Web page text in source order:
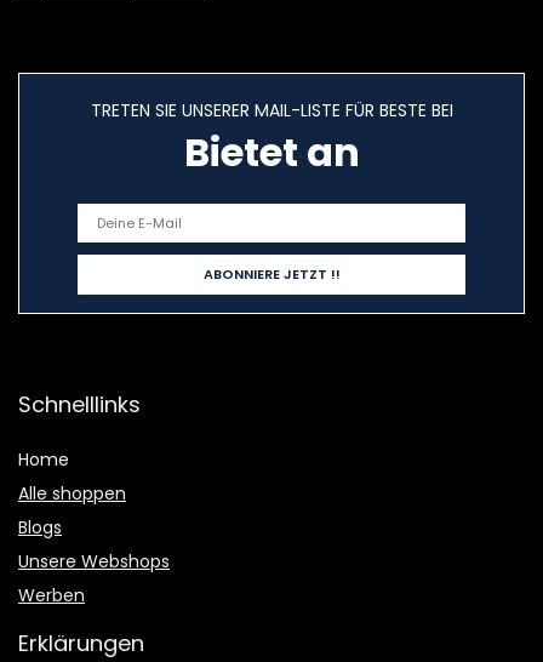
TRETEN SIE UNSERER MAIL-LISTE FÜR BESTE BEI
Bietet an
Schnelllinks
Home
Alle shoppen
Blogs
Unsere Webshops
Werben
Erklärungen